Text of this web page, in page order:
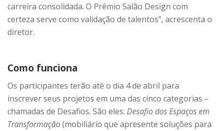
carreira consolidada. O Prêmio Salão Design com
certeza serve como validação de talentos”, acrescenta o
diretor.
Como funciona
Os participantes terão até o dia 4 de abril para
inscrever seus projetos em uma das cinco categorias –
chamadas de Desafios. São eles: Desafio dos Espaços em
Transformação(mobiliário que apresente soluções para